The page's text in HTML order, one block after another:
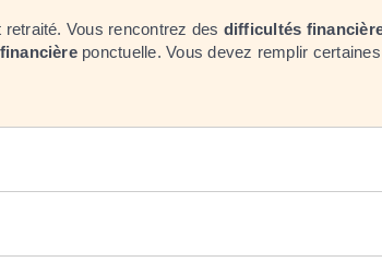
Vous rencontrez des difficultés
ponctuelle. Vous devez remplir